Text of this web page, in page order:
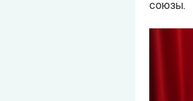
союзы.